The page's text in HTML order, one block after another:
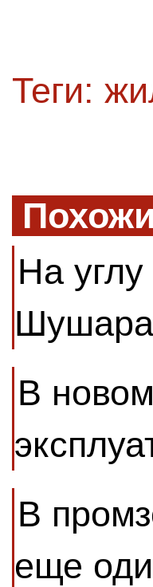
Теги:
На
В
В
еще